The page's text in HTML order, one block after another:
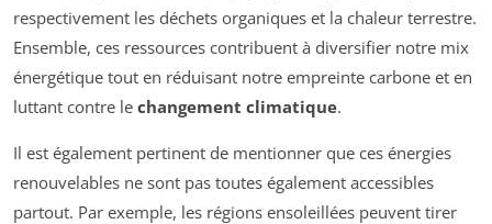
respectivement les déchets organiques et la chaleur terrestre.
Ensemble, ces ressources contribuent à diversifier notre mix
énergétique tout en réduisant notre empreinte carbone et en
luttant contre le changement climatique.
Il est également pertinent de mentionner que ces énergies
renouvelables ne sont pas toutes également accessibles
partout. Par exemple, les régions ensoleillées peuvent tirer